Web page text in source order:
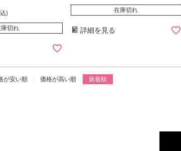
庫切れ
在庫切れ
詳細を見る
が安い順 価格が高い順 新着順